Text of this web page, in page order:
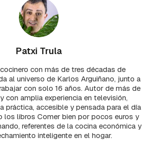
Patxi Trula
con más de tres décadas de
al universo de Karlos Arguiñano, junto a
con solo 16 años. Autor de más de
con amplia experiencia en televisión,
práctica, accesible y pensada para el día
los libros Comer bien por pocos euros y
referentes de la cocina económica y
inteligente en el hogar.